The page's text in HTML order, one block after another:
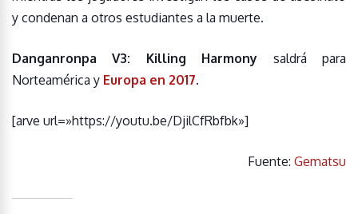
y condenan a otros estudiantes a la muerte.
Danganronpa V3: Killing Harmony saldrá para
Norteamérica y Europa en 2017.
[arve url=»https://youtu.be/DjilCfRbfbk»]
Fuente: Gematsu